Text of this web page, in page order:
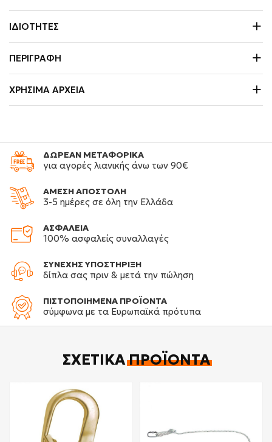
ΙΔΙΌΤΗΤΕΣ
ΠΕΡΙΓΡΑΦΉ
ΧΡΉΣΙΜΑ ΑΡΧΕΊΑ
ΔΩΡΕΑΝ ΜΕΤΑΦΟΡΙΚΑ
για αγορές λιανικής άνω των 90€
ΑΜΕΣΗ ΑΠΟΣΤΟΛΗ
3-5 ημέρες σε όλη την Ελλάδα
ΑΣΦΑΛΕΙΑ
100% ασφαλείς συναλλαγές
ΣΥΝΕΧΗΣ ΥΠΟΣΤΗΡΙΞΗ
δίπλα σας πριν & μετά την πώληση
ΠΙΣΤΟΠΟΙΗΜΕΝΑ ΠΡΟΪΟΝΤΑ
σύμφωνα με τα Ευρωπαϊκά πρότυπα
ΣΧΕΤΙΚΆΠΡΟΪΌΝΤΑ